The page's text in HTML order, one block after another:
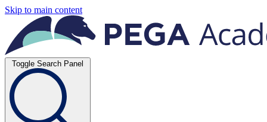
Skip to main content
Toggle Search Panel